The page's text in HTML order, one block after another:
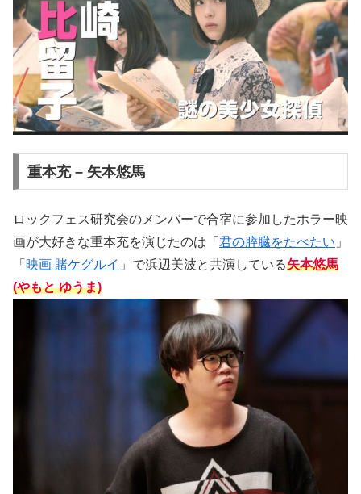
重本充 – 矢本悠馬
ロックフェス研究会のメンバーで合宿に参加したホラー映
画が大好きな重本充を演じたのは「 君の膵臓をたべたい 」
「 映画 賭ケグルイ 」で浜辺美波と共演している矢本悠馬
(やもと ゆうま)